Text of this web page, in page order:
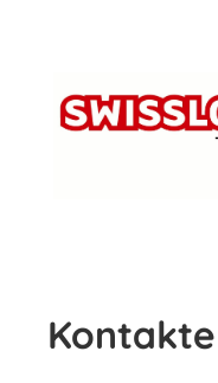
Kontakte